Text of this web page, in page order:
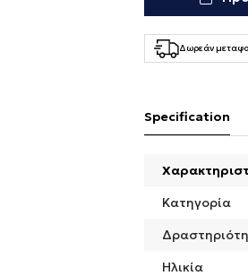
Δωρεάν
Specification
Κατηγορία
Ηλικία